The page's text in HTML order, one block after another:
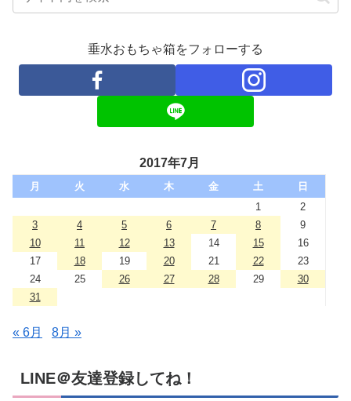
垂水おもちゃ箱をフォローする
2017年7月
月 火 水 木 金 土
日
1
2
3
4 5 6 7 8
9
10
11 12 13 14 15
16
17
18 19 20 21 22
23
24
25 26 27 28 29
30
31
« 6月 8月 »
LINE＠友達登録してね！